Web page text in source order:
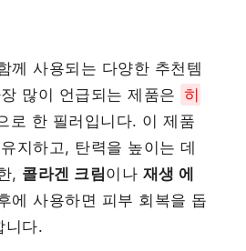
께 사용되는 다양한 추천템
많이 언급되는 제품은 히
로 한 필러입니다. 이 제품
지하고, 탄력을 높이는 데
, 콜라겐 크림이나 재생 에
에 사용하면 피부 회복을 돕
니다.